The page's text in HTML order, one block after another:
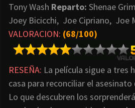
Tony Wash Reparto: Shenae
Joey Bicicchi, Joe Cipriano, Joe
VALORACION: (68/100)
RESEÑA: La película sigue a tres
casa para reconciliar el
Lo que descubren los